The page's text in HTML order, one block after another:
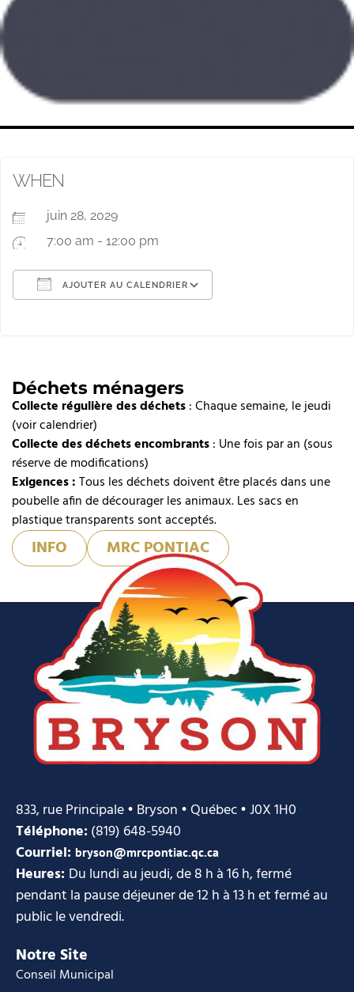
Déchets ménagers
Collecte régulière des déchets: Chaque semaine, le jeudi
(voir calendrier)
Collecte des déchets encombrants: Une fois par an (sous
réserve de modifications)
Exigences :Tous les déchets doivent être placés dans une
poubelle afin de décourager les animaux. Les sacs en
plastique transparents sont acceptés.
INFO MRC PONTIAC
WHEN
juin 28, 2029
7:00 am - 12:00 pm
AJOUTER AU CALENDRIER
iCalendar
Office 365
Outlook Live
833, rue Principale • Bryson • Québec • J0X 1H0
Téléphone:(819) 648-5940
Courriel: bryson@mrcpontiac.qc.ca
Heures: Du lundi au jeudi, de 8 h à 16 h, fermé
pendant la pause déjeuner de 12 h à 13 h et fermé au
public le vendredi.
Notre Site
Conseil Municipal